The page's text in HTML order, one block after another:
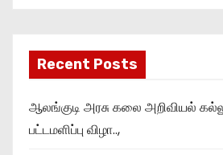
Recent Posts
ஆலங்குடி அரசு கலை அறிவியல்
பட்டமளிப்பு விழா..,